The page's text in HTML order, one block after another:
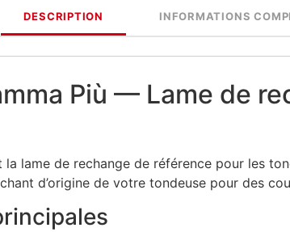
DESCRIPTION INFORMATIONS
Più — Lame de
la lame de rechange de référence pour les
d’origine de votre tondeuse pour des